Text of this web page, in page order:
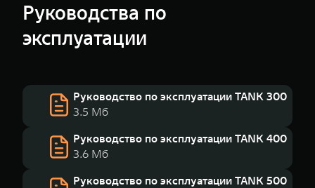
Руководства по
эксплуатации
Руководство по эксплуатации TANK 300
3.5 Мб
Руководство по эксплуатации TANK 400
3.6 Мб
Руководство по эксплуатации TANK 500